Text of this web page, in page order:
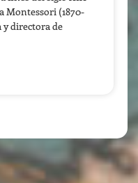
Montessori (1870-
y directora de